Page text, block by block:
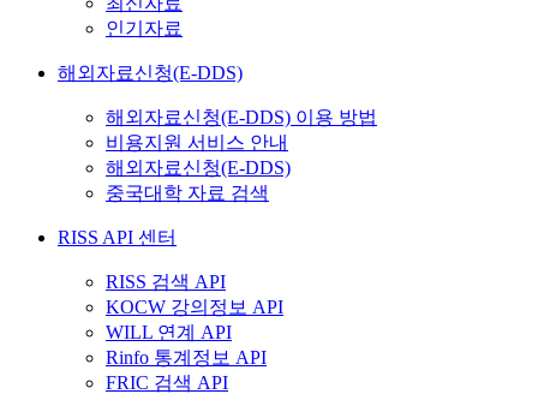
인기자료
해외자료신청(E-DDS)
해외자료신청(E-DDS) 이용 방법
비용지원 서비스 안내
해외자료신청(E-DDS)
중국대학 자료 검색
RISS API 센터
RISS 검색 API
KOCW 강의정보 API
WILL 연계 API
Rinfo 통계정보 API
FRIC 검색 API